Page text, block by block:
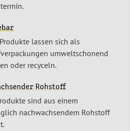
lassen sich als
umweltschonend
oder recyceln.
Rohstoff
sind aus einem
nachwachsendem Rohstoff